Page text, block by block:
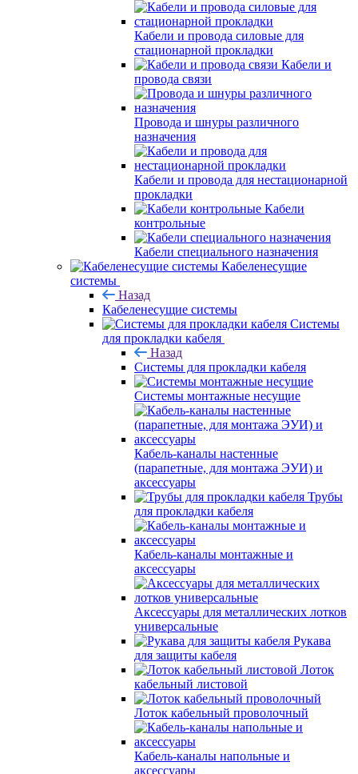
Кабели и провода силовые для
стационарной прокладки
Кабели и
провода связи
Провода и шнуры различного
назначения
Кабели и провода для нестационарной
прокладки
Кабели
контрольные
Кабели специального назначения
Кабеленесущие
системы
Назад
Кабеленесущие системы
Системы
для прокладки кабеля
Назад
Системы для прокладки кабеля
Системы монтажные несущие
Кабель-каналы настенные
(парапетные, для монтажа ЭУИ) и
аксессуары
Трубы
для прокладки кабеля
Кабель-каналы монтажные и
аксессуары
Аксессуары для металлических лотков
универсальные
Рукава
для защиты кабеля
Лоток
кабельный листовой
Лоток кабельный проволочный
Кабель-каналы напольные и
аксессуары